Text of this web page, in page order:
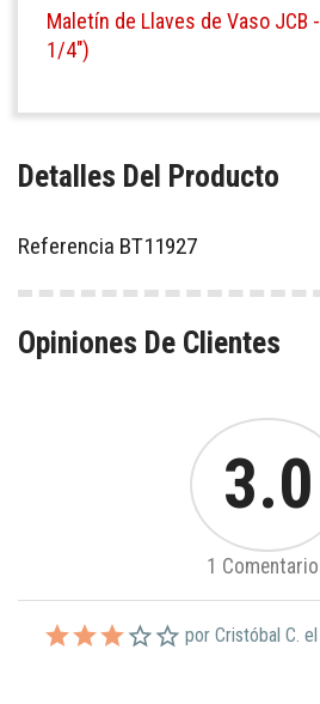
Maletín de Llaves de Vaso JCB
1/4")
Detalles Del Producto
Referencia BT11927
Opiniones De Clientes
3.0
1
por Cristóbal C. el